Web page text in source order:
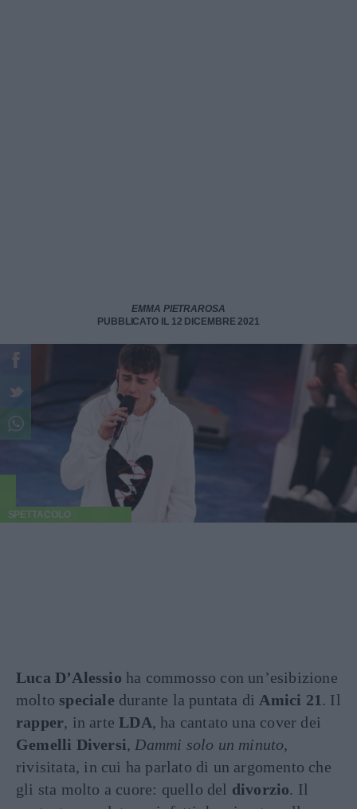
EMMA PIETRAROSA
PUBBLICATO IL 12 DICEMBRE 2021
SPETTACOLO
Luca D’Alessio ha commosso con un’esibizione
molto speciale durante la puntata di Amici 21. Il
rapper, in arteLDA, ha cantato una cover dei
Gemelli Diversi, Dammi solo un minuto,
rivisitata, in cui ha parlato di un argomento che
gli sta molto a cuore: quello del divorzio. Il